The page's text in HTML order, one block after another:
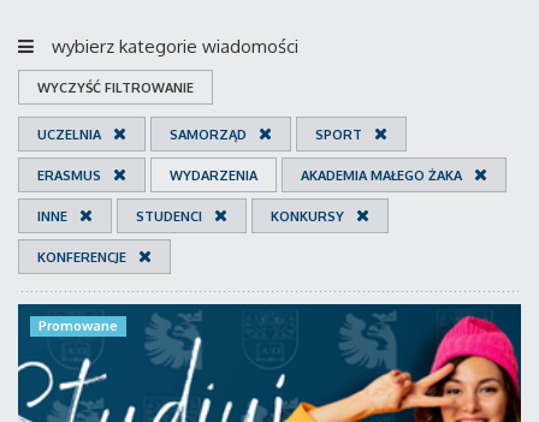
wybierz kategorie wiadomości
WYCZYŚĆ FILTROWANIE
UCZELNIA SAMORZĄD SPORT
ERASMUS WYDARZENIA AKADEMIA MAŁEGO ŻAKA
INNE STUDENCI KONKURSY
KONFERENCJE
Promowane